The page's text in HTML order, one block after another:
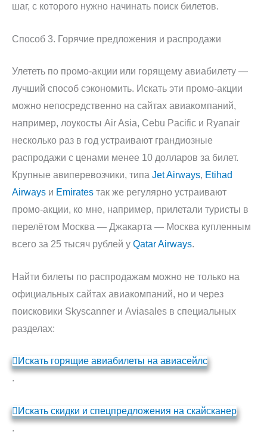
шаг, с которого нужно начинать поиск билетов.
Способ 3. Горячие предложения и распродажи
Улететь по промо-акции или горящему авиабилету —
лучший способ сэкономить. Искать эти промо-акции
можно непосредственно на сайтах авиакомпаний,
например, лоукосты Air Asia, Cebu Pacific и Ryanair
несколько раз в год устраивают грандиозные
распродажи с ценами менее 10 долларов за билет.
Крупные авиперевозчики, типа Jet Airways, Etihad
Airways и Emirates так же регулярно устраивают
промо-акции, ко мне, например, прилетали туристы в
перелётом Москва — Джакарта — Москва купленным
всего за 25 тысяч рублей у Qatar Airways.
Найти билеты по распродажам можно не только на
официальных сайтах авиакомпаний, но и через
поисковики Skyscanner и Aviasales в специальных
разделах:
Искать горящие авиабилеты на авиасейлс
.
Искать скидки и спецпредложения на скайсканер
.